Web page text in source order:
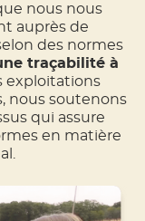
nous nous
auprès de
des normes
traçabilité à
exploitations
nous soutenons
qui assure
en matière